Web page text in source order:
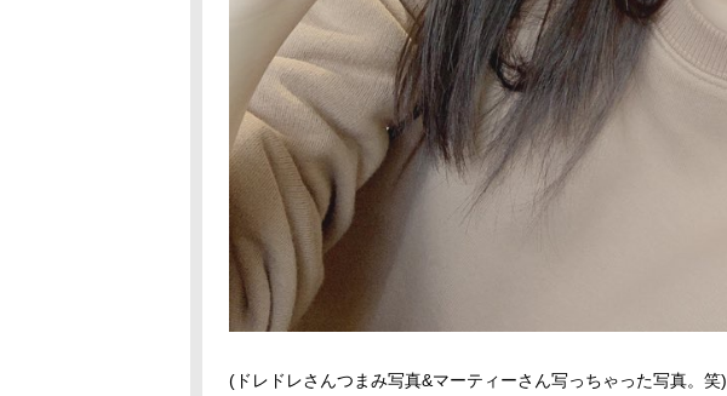
(ドレドレさんつまみ写真&マーティーさん写っちゃった写真。笑)